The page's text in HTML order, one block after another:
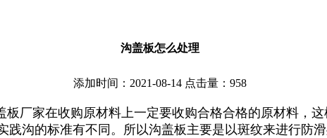
沟盖板怎么处理
添加时间：2021-08-14 点击量： 958
板厂家在收购原材料上一定要收购合格合格的原材料，
沟的标准有不同。所以沟盖板主要是以斑纹来进行防